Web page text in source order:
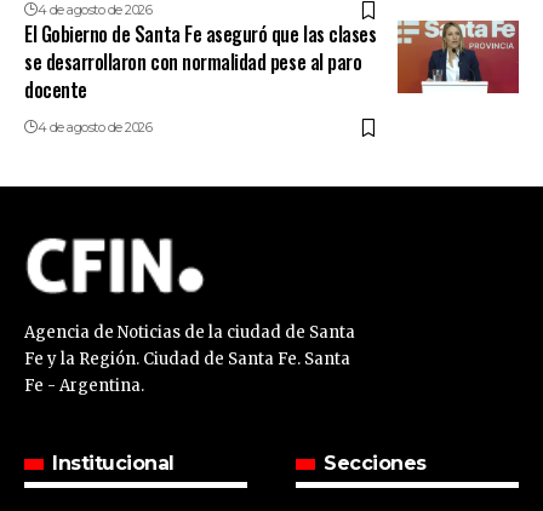
4 de agosto de 2026
El Gobierno de Santa Fe aseguró que las clases
se desarrollaron con normalidad pese al paro
docente
4 de agosto de 2026
Agencia de Noticias de la ciudad de Santa
Fe y la Región. Ciudad de Santa Fe. Santa
Fe - Argentina.
Institucional Secciones